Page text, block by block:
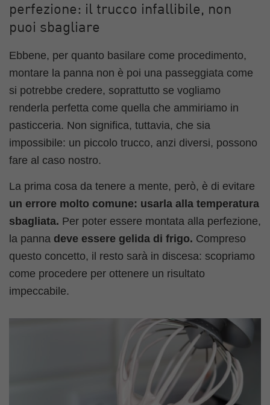
perfezione: il trucco infallibile, non
puoi sbagliare
Ebbene, per quanto basilare come procedimento,
montare la panna non è poi una passeggiata come
si potrebbe credere, soprattutto se vogliamo
renderla perfetta come quella che ammiriamo in
pasticceria. Non significa, tuttavia, che sia
impossibile: un piccolo trucco, anzi diversi, possono
fare al caso nostro.
La prima cosa da tenere a mente, però, è di evitare
un errore molto comune: usarla alla temperatura
sbagliata. Per poter essere montata alla perfezione,
la panna deve essere gelida di frigo. Compreso
questo concetto, il resto sarà in discesa: scopriamo
come procedere per ottenere un risultato
impeccabile.